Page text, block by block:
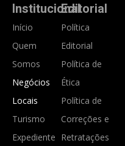
Institucional
Início
Quem
Somos
Negócios
Locais
Turismo
Expediente
Editorial
Política
Editorial
Política de
Ética
Política de
Correções e
Retratações